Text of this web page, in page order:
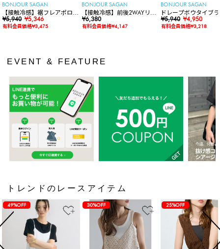
BONJOUR SAGAN
【接触冷感】裾フレアポロシ
ャツ
¥5,940 ¥5,346
有料会員価格¥3,475
BONJOUR SAGAN
【接触冷感】前後2WAYリブ
カットワンピース
¥6,380
有料会員価格¥4,147
BONJOUR SAGAN
ドレープボウタイブ
ス
¥5,940 ¥4,950
有料会員価格¥3,218
EVENT & FEATURE
トレンドのレースアイテム
49%OFF 30%OFF 25%OFF